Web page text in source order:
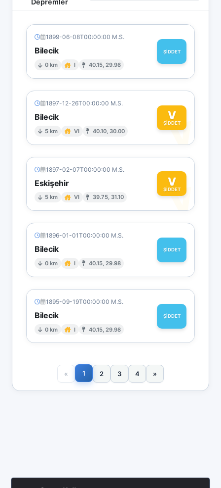
Depremler
1899-06-08T00:00:00 M.S.
Bilecik
0 km I 40.15, 29.98
ŞİDDET
1897-12-26T00:00:00 M.S.
Bilecik
5 km VI 40.10, 30.00
V
ŞİDDET
V
1897-02-07T00:00:00 M.S.
Eskişehir
5 km VI 39.75, 31.10
V
ŞİDDET
V
1896-01-01T00:00:00 M.S.
Bilecik
0 km I 40.15, 29.98
ŞİDDET
1895-09-19T00:00:00 M.S.
Bilecik
0 km I 40.15, 29.98
ŞİDDET
« 1 2 3 4 »